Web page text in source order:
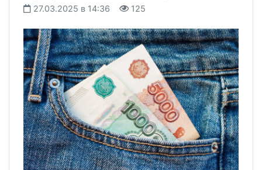
27.03.2025 в 14:36 125